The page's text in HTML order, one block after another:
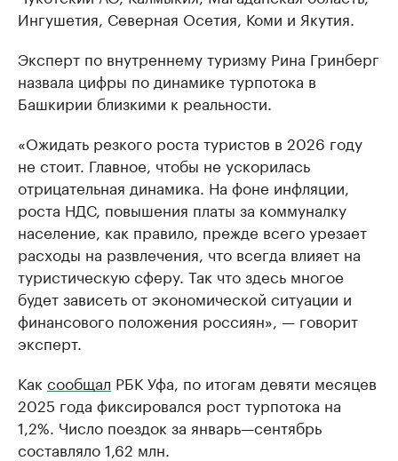
Ингушетия, Северная Осетия, Коми и Якутия.
Эксперт по внутреннему туризму Рина Гринберг
назвала цифры по динамике турпотока в
Башкирии близкими к реальности.
«Ожидать резкого роста туристов в 2026 году
не стоит. Главное, чтобы не ускорилась
отрицательная динамика. На фоне инфляции,
роста НДС, повышения платы за коммуналку
население, как правило, прежде всего урезает
расходы на развлечения, что всегда влияет на
туристическую сферу. Так что здесь многое
будет зависеть от экономической ситуации и
финансового положения россиян», — говорит
эксперт.
Как сообщал РБК Уфа, по итогам девяти месяцев
2025 года фиксировался рост турпотока на
1,2%. Число поездок за январь—сентябрь
составляло 1,62 млн.